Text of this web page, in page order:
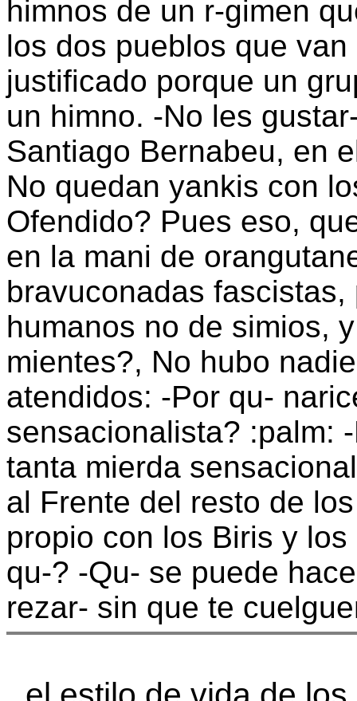
himnos de un r-gimen
los dos pueblos que
justificado porque un
un himno. -No les
Santiago Bernabeu, en
No quedan yankis con
Ofendido? Pues eso,
en la mani de
bravuconadas
humanos no de simios,
mientes?, No hubo
atendidos: -Por qu-
sensacionalista? :palm:
tanta mierda
al Frente del resto de
propio con los Biris y
qu-? -Qu- se puede
rezar- sin que te